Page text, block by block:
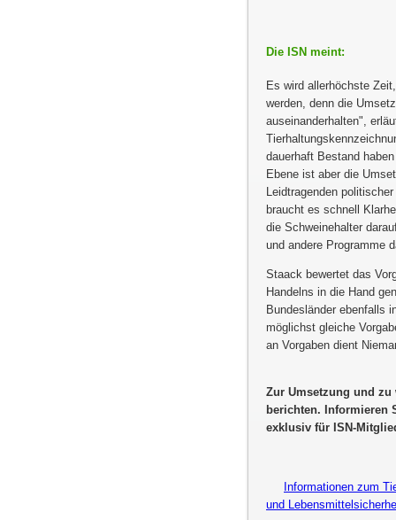
Die ISN meint:
Es wird allerhöchste
werden, denn die
auseinanderhalten
,
dauerhaft Bestand
Ebene ist aber die
Leidtragenden
braucht es schnell
die Schweinehalter
und andere Programme
Staack bewertet das
Handelns in die Hand
Bundesländer ebenfalls
möglichst gleiche
an Vorgaben dient
Zur Umsetzung und
berichten. Informieren
exklusiv für ISN-
Informationen zum
und